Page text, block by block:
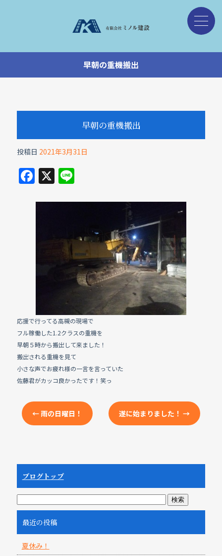
早朝の重機搬出
早朝の重機搬出
投稿日 2021年3月31日
F
a
c
X Li
e
応援で行ってる高槻の現場で
フル稼働した1.2クラスの重機を
早朝５時から搬出して来ました！
搬出される重機を見て
小さな声でお疲れ様の一言を言っていた
佐藤君がカッコ良かったです！笑っ
←雨の日曜日！ 遂に始まりました！→
ブログトップ
最近の投稿
夏休み！